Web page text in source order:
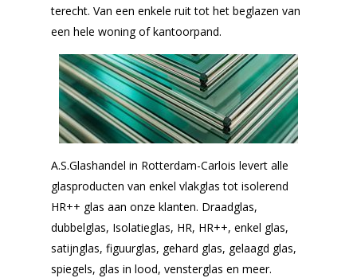
terecht. Van een enkele ruit tot het beglazen van
een hele woning of kantoorpand.
A.S.Glashandel in Rotterdam-Carlois levert alle
glasproducten van enkel vlakglas tot isolerend
HR++ glas aan onze klanten. Draadglas,
dubbelglas, Isolatieglas, HR, HR++, enkel glas,
satijnglas, figuurglas, gehard glas, gelaagd glas,
spiegels, glas in lood, vensterglas en meer.